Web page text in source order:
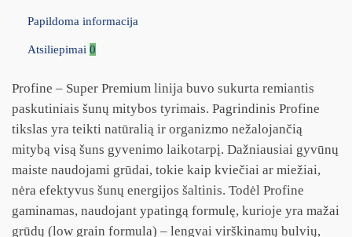
Papildoma informacija
Atsiliepimai 0
Profine – Super Premium linija buvo sukurta remiantis
paskutiniais šunų mitybos tyrimais. Pagrindinis Profine
tikslas yra teikti natūralią ir organizmo nežalojančią
mitybą visą šuns gyvenimo laikotarpį. Dažniausiai gyvūnų
maiste naudojami grūdai, tokie kaip kviečiai ar miežiai,
nėra efektyvus šunų energijos šaltinis. Todėl Profine
gaminamas, naudojant ypatingą formulę, kurioje yra mažai
grūdų (low grain formula) – lengvai virškinamų bulvių,